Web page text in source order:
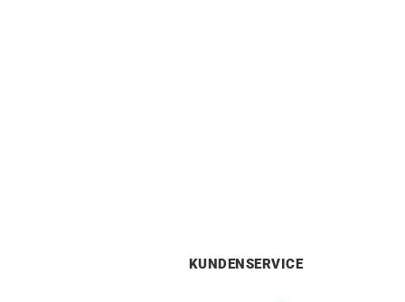
KUNDENSERVICE